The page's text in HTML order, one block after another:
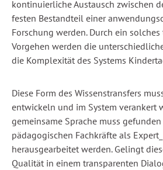
kontinuierliche Austausch zwischen
festen Bestandteil einer
Forschung werden. Durch ein
Vorgehen werden die
die Komplexität des Systems
Diese Form des Wissenstransfers
entwickeln und im System verankert
gemeinsame Sprache muss
pädagogischen Fachkräfte als
herausgearbeitet werden. Gelingt
Qualität in einem transparenten